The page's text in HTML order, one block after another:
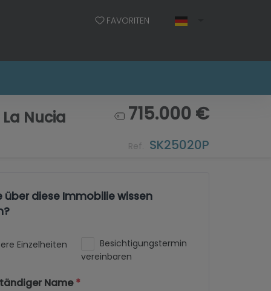
FAVORITEN
Nucia 715.000 €
Ref. SK25020P
über diese Immobilie wissen
Einzelheiten
Besichtigungstermin
vereinbaren
Name*